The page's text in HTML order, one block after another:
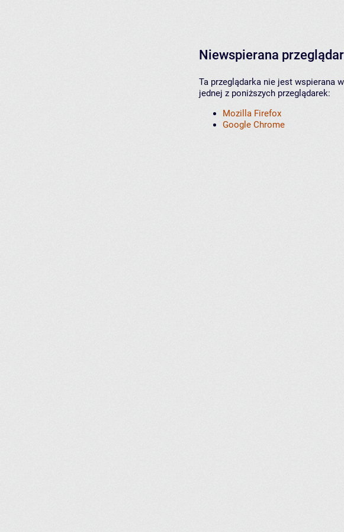
Niewspierana
Ta przeglądarka nie jest wspierana
jednej z poniższych przeglądarek:
Mozilla Firefox
Google Chrome